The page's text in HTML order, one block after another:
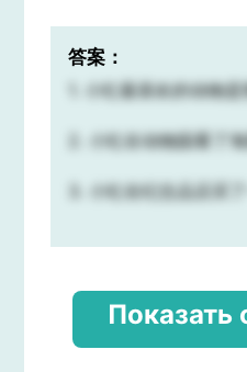
答案：
1. 小红最喜欢的动物是
2. 小红在动物园看了
3. 小红在纪念品店买
Показать